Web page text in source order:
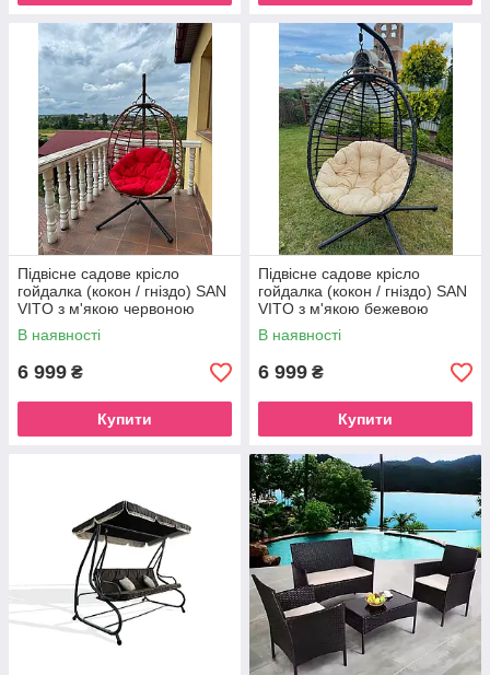
Підвісне садове крісло
гойдалка (кокон / гніздо) SAN
VITO з м'якою червоною
подушкою, Коричневий
В наявності
6 999 ₴
Купити
Підвісне садове крісло
гойдалка (кокон / гніздо) SAN
VITO з м'якою бежевою
подушкою, Чорний
В наявності
6 999 ₴
Купити